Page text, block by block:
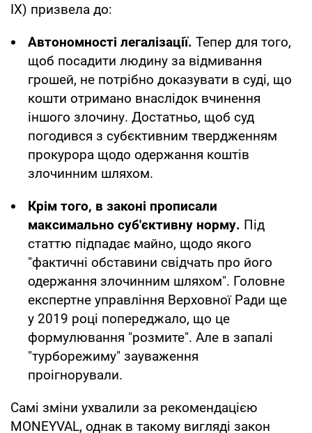
IX) призвела до:
Автономності легалізації. Тепер для того,
щоб посадити людину за відмивання
грошей, не потрібно доказувати в суді, що
кошти отримано внаслідок вчинення
іншого злочину. Достатньо, щоб суд
погодився з субєктивним твердженням
прокурора щодо одержання коштів
злочинним шляхом.
Крім того, в законі прописали
максимально суб'єктивну норму. Під
статтю підпадає майно, щодо якого
"фактичні обставини свідчать про його
одержання злочинним шляхом". Головне
експертне управління Верховної Ради ще
у 2019 році попереджало, що це
формулювання "розмите". Але в запалі
"турборежиму" зауваження
проігнорували.
Самі зміни ухвалили за рекомендацією
MONEYVAL, однак в такому вигляді закон